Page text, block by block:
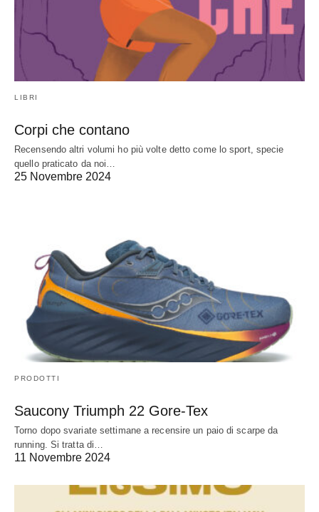
LIBRI
Corpi che contano
Recensendo altri volumi ho più volte detto come lo sport, specie
quello praticato da noi…
25 Novembre 2024
PRODOTTI
Saucony Triumph 22 Gore-Tex
Torno dopo svariate settimane a recensire un paio di scarpe da
running. Si tratta di…
11 Novembre 2024